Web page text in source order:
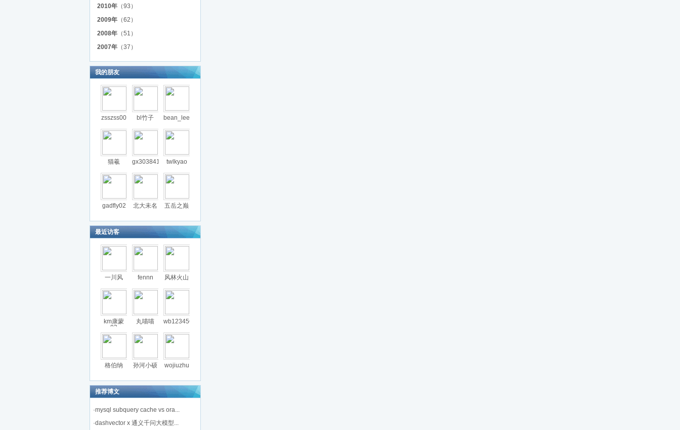
2010年 （93）
2009年 （62）
2008年 （51）
2007年 （37）
我的朋友
zsszss00 bl竹子 bean_lee
猫羲 gx303841 twlkyao
gadfly02 北大未名 五岳之巅
最近访客
一川风 fennn 风林火山
km康蒙
92
丸喵喵 wb123456
格伯纳 孙河小硕 wojiuzhu
推荐博文
·mysql subquery cache vs ora...
·dashvector x 通义千问大模型...